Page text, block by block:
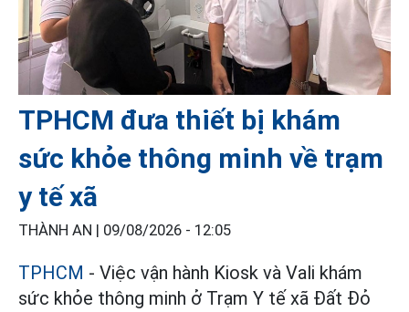
TPHCM đưa thiết bị khám
sức khỏe thông minh về trạm
y tế xã
THÀNH AN | 09/08/2026 - 12:05
TPHCM - Việc vận hành Kiosk và Vali khám
sức khỏe thông minh ở Trạm Y tế xã Đất Đỏ